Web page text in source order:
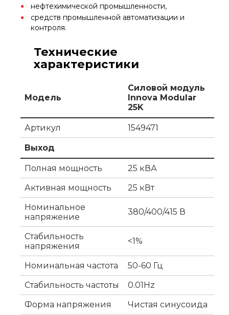
нефтехимической промышленности,
средств промышленной автоматизации и
контроля.
Технические
характеристики
Модель
Силовой модуль
Innova Modular
25K
Артикул 1549471
Выход
Полная мощность
25 кВА
Активная мощность
25 кВт
Номинальное
напряжение
380/400/415 В
Стабильность
напряжения
<1%
Номинальная частота
50-60 Гц
Стабильность частоты
0.01Hz
Форма напряжения
Чистая синусоида